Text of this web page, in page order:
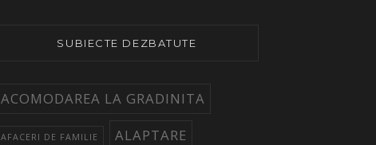
SUBIECTE DEZBATUTE
ACOMODAREA LA GRADINITA
AFACERI DE FAMILIE
ALAPTARE